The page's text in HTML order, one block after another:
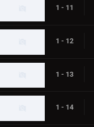
1 - 11
1 - 12
1 - 13
1 - 14